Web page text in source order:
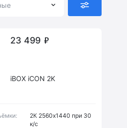
iBOX iCON 2K
2К 2560x1440 при 30
к/с
23 499